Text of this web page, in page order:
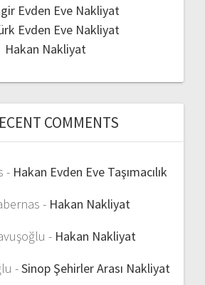
Evden Eve Nakliyat
Evden Eve Nakliyat
Hakan Nakliyat
COMMENTS
- Hakan Evden Eve Taşımacılık
- Hakan Nakliyat
- Hakan Nakliyat
-Sinop Şehirler Arası Nakliyat